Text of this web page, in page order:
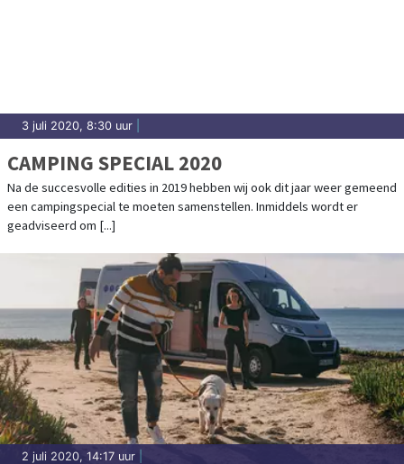
3 juli 2020, 8:30 uur
CAMPING SPECIAL 2020
Na de succesvolle edities in 2019 hebben wij ook dit jaar weer gemeend
een campingspecial te moeten samenstellen. Inmiddels wordt er
geadviseerd om [...]
2 juli 2020, 14:17 uur